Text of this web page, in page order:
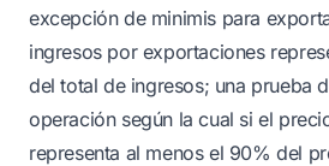
excepción de minimis para
ingresos por exportaciones
del total de ingresos; una prueba
operación según la cual si el
representa al menos el 90% del